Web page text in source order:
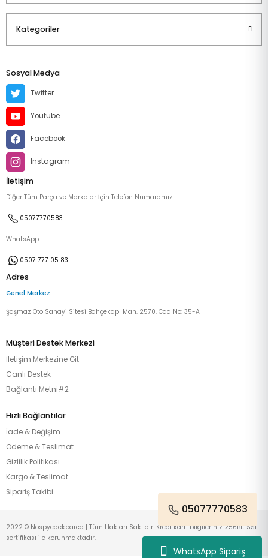
WhatsApp Sipariş
Kategoriler
Sosyal Medya
Twitter
Youtube
Facebook
Instagram
İletişim
Diğer Tüm Parça ve Markalar İçin Telefon Numaramız:
05077770583
WhatsApp
0507 777 05 83
Adres
Genel Merkez
Şaşmaz Oto Sanayi Sitesi Bahçekapı Mah. 2570. Cad No: 35-A
Müşteri Destek Merkezi
İletişim Merkezine Git
Canlı Destek
Bağlantı Metni#2
Hızlı Bağlantılar
İade & Değişim
Ödeme & Teslimat
Gizlilik Politikası
Kargo & Teslimat
Sipariş Takibi
05077770583
2022 © Nospyedekparca | Tüm Hakları Saklıdır. Kredi kartı bilgileriniz 256Bit SSL
sertifikası ile korunmaktadır.